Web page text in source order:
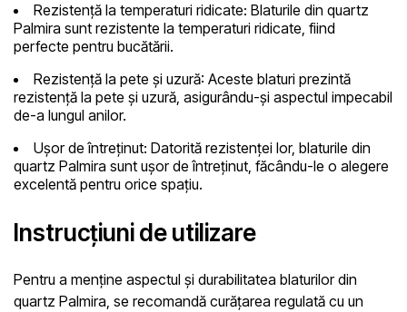
Rezistență la temperaturi ridicate: Blaturile din quartz
Palmira sunt rezistente la temperaturi ridicate, fiind
perfecte pentru bucătării.
Rezistență la pete și uzură: Aceste blaturi prezintă
rezistență la pete și uzură, asigurându-și aspectul impecabil
de-a lungul anilor.
Ușor de întreținut: Datorită rezistenței lor, blaturile din
quartz Palmira sunt ușor de întreținut, făcându-le o alegere
excelentă pentru orice spațiu.
Instrucțiuni de utilizare
Pentru a menține aspectul și durabilitatea blaturilor din
quartz Palmira, se recomandă curățarea regulată cu un